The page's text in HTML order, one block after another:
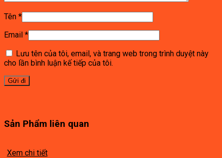
Tên *
Email *
Lưu tên của tôi, email, và trang web trong trình duyệt này
cho lần bình luận kế tiếp của tôi.
Sản Phẩm liên quan
Xem chi tiết